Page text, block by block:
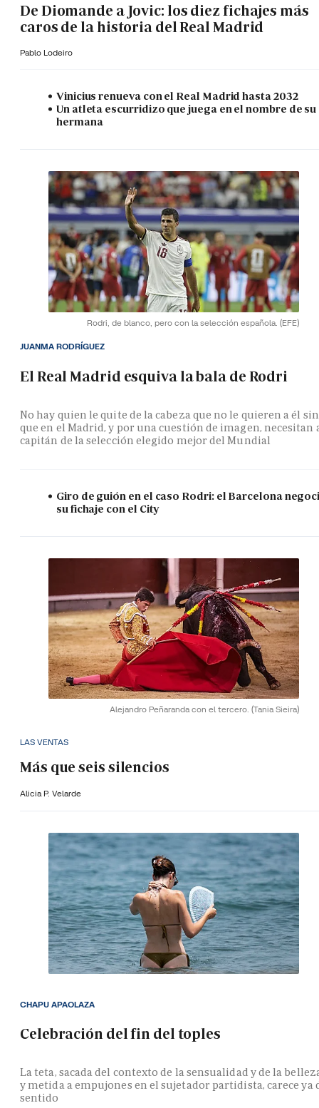
De Diomande a Jovic: los diez fichajes más
caros de la historia del Real Madrid
Pablo Lodeiro
Vinicius renueva con el Real Madrid hasta 2032
Un atleta escurridizo que juega en el nombre de su
hermana
Rodri, de blanco, pero con la selección española. (EFE)
El Real Madrid esquiva la bala de Rodri
No hay quien le quite de la cabeza que no le quieren a él
que en el Madrid, y por una cuestión de imagen, necesitan
capitán de la selección elegido mejor del Mundial
JUANMA RODRÍGUEZ
Giro de guión en el caso Rodri: el Barcelona
su fichaje con el City
Alejandro Peñaranda con el tercero. (Tania Sieira)
LAS VENTAS
Más que seis silencios
Alicia P. Velarde
Celebración del fin del toples
La teta, sacada del contexto de la sensualidad y de la
y metida a empujones en el sujetador partidista, carece ya
sentido
CHAPU APAOLAZA